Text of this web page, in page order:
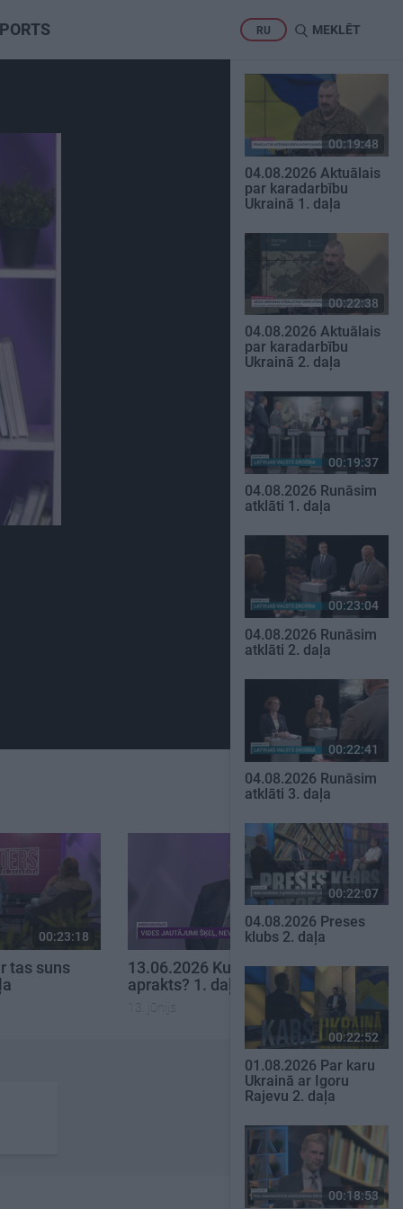
RU MEKLĒT
00:23:18
tas suns
00:22:12
13.06.2026 Kur tas suns
aprakts? 1. daļa
13. jūnijs
00:19:48
04.08.2026 Aktuālais
par karadarbību
Ukrainā 1. daļa
00:22:38
04.08.2026 Aktuālais
par karadarbību
Ukrainā 2. daļa
00:19:37
04.08.2026 Runāsim
atklāti 1. daļa
00:23:04
04.08.2026 Runāsim
atklāti 2. daļa
00:22:41
04.08.2026 Runāsim
atklāti 3. daļa
00:22:07
04.08.2026 Preses
klubs 2. daļa
00:22:52
01.08.2026 Par karu
Ukrainā ar Igoru
Rajevu 2. daļa
00:18:53